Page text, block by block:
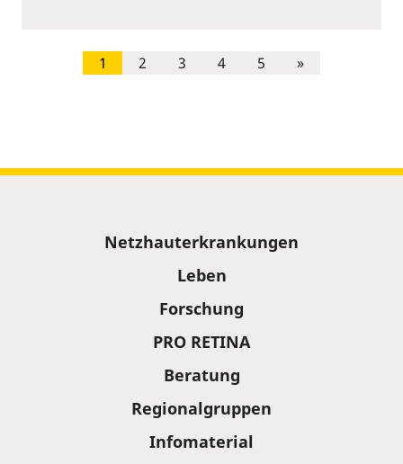
1 2 3 4 5 »
Netzhauterkrankungen
Leben
Forschung
PRO RETINA
Beratung
Regionalgruppen
Infomaterial